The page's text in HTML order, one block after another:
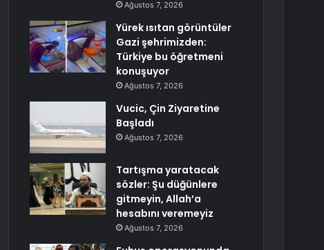
Ağustos 7, 2026
Yürek ısıtan görüntüler
Gazi şehrimizden:
Türkiye bu öğretmeni
konuşuyor
Ağustos 7, 2026
Vucic, Çin Ziyaretine
Başladı
Ağustos 7, 2026
Tartışma yaratacak
sözler: Şu düğünlere
gitmeyin, Allah’a
hesabını veremeyiz
Ağustos 7, 2026